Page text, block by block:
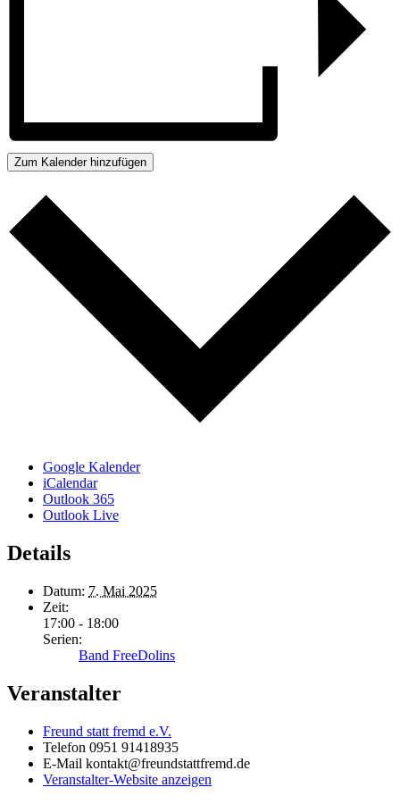
Zum Kalender hinzufügen
Google Kalender
iCalendar
Outlook 365
Outlook Live
Details
Datum: 7. Mai 2025
Zeit:
17:00 - 18:00
Serien:
Band FreeDolins
Veranstalter
Freund statt fremd e.V.
Telefon 0951 91418935
E-Mail kontakt@freundstattfremd.de
Veranstalter-Website anzeigen